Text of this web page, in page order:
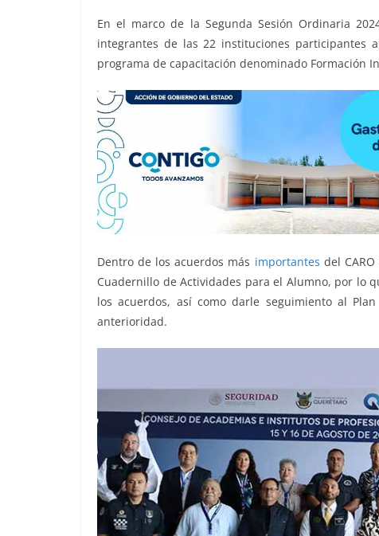
o
o
k
p
p
n
k
m
En el marco de la Segunda Sesión Ordinaria
integrantes de las 22 instituciones participantes
programa de capacitación denominado Formación
Dentro de los acuerdos más importantes del
Cuadernillo de Actividades para el Alumno, por lo
los acuerdos, así como darle seguimiento al
anterioridad.